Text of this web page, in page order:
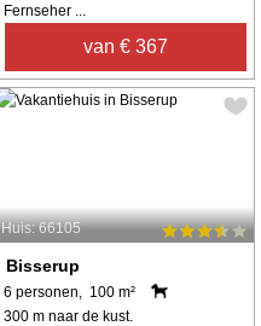
Fernseher ...
van € 367
Huis: 66105
Bisserup
6 personen, 100 m²
300 m naar de kust.